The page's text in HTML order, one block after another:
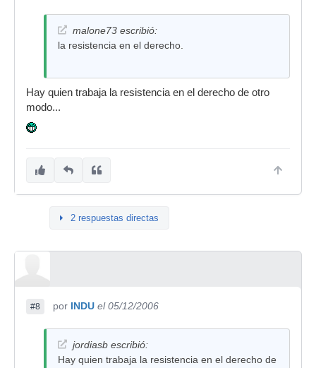
malone73 escribió:
la resistencia en el derecho.
Hay quien trabaja la resistencia en el derecho de otro
modo...
2 respuestas directas
#8 por INDU el 05/12/2006
jordiasb escribió:
Hay quien trabaja la resistencia en el derecho de